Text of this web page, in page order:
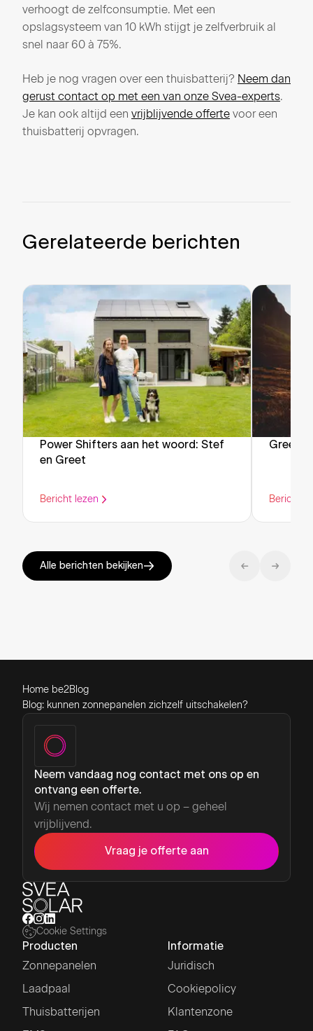
verhoogt de zelfconsumptie. Met een
opslagsysteem van 10 kWh stijgt je zelfverbruik al
snel naar 60 à 75%.
Heb je nog vragen over een thuisbatterij? Neem dan
gerust contact op met een van onze Svea-experts.
Je kan ook altijd een vrijblijvende offerte voor een
thuisbatterij opvragen.
Gerelateerde berichten
Power Shifters aan het woord: Stef
en Greet
Bericht lezen
Green
Bericht
Alle berichten bekijken
Home be2Blog
Blog: kunnen zonnepanelen zichzelf uitschakelen?
Neem vandaag nog contact met ons op en
ontvang een offerte.
Wij nemen contact met u op – geheel
vrijblijvend.
Vraag je offerte aan
Cookie Settings
Producten
Zonnepanelen
Laadpaal
Thuisbatterijen
Informatie
Juridisch
Cookiepolicy
Klantenzone